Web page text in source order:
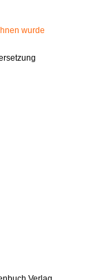
wurde